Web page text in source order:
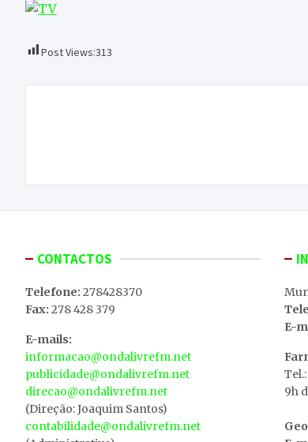
Post Views:313
CONTACTOS
Telefone: 278428370
Fax: 278 428 379
E-mails:
informacao@ondalivrefm.net
publicidade@ondalivrefm.net
direcao@ondalivrefm.net
(Direção: Joaquim Santos)
contabilidade@ondalivrefm.net
E-
9h